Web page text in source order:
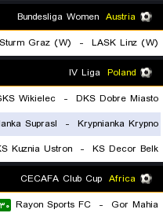
۱۹:۳۰Austria
LASK Linz (W)
-
Poland
DKS Dobre Miasto
-
Wikielec
Krypnianka Krypno
-
KS Decor Belk
-
Kuznia Ustron
Africa
Gor Mahia
-
Rayon Sports FC